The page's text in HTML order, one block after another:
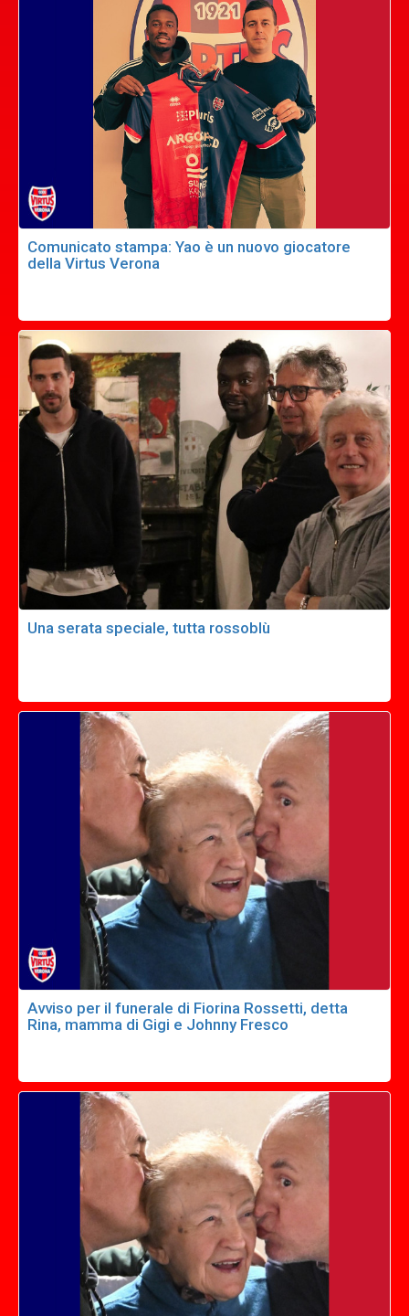
Comunicato stampa: Yao è un nuovo giocatore
della Virtus Verona
Una serata speciale, tutta rossoblù
Avviso per il funerale di Fiorina Rossetti, detta
Rina, mamma di Gigi e Johnny Fresco